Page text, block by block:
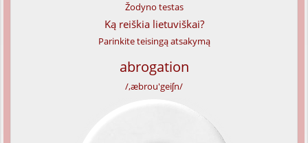
Žodyno testas
Ką reiškia lietuviškai?
Parinkite teisingą atsakymą
abrogation
/,æbrou'geiʃn/